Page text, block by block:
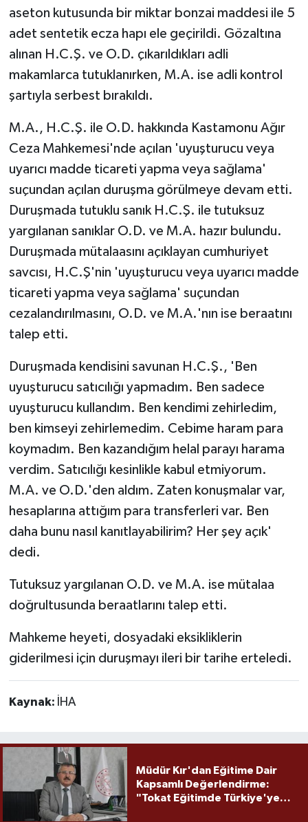
aseton kutusunda bir miktar bonzai maddesi ile 5
adet sentetik ecza hapı ele geçirildi. Gözaltına
alınan H.C.Ş. ve O.D. çıkarıldıkları adli
makamlarca tutuklanırken, M.A. ise adli kontrol
şartıyla serbest bırakıldı.
M.A., H.C.Ş. ile O.D. hakkında Kastamonu Ağır
Ceza Mahkemesi'nde açılan 'uyuşturucu veya
uyarıcı madde ticareti yapma veya sağlama'
suçundan açılan duruşma görülmeye devam etti.
Duruşmada tutuklu sanık H.C.Ş. ile tutuksuz
yargılanan sanıklar O.D. ve M.A. hazır bulundu.
Duruşmada mütalaasını açıklayan cumhuriyet
savcısı, H.C.Ş'nin 'uyuşturucu veya uyarıcı madde
ticareti yapma veya sağlama' suçundan
cezalandırılmasını, O.D. ve M.A.'nın ise beraatını
talep etti.
Duruşmada kendisini savunan H.C.Ş., 'Ben
uyuşturucu satıcılığı yapmadım. Ben sadece
uyuşturucu kullandım. Ben kendimi zehirledim,
ben kimseyi zehirlemedim. Cebime haram para
koymadım. Ben kazandığım helal parayı harama
verdim. Satıcılığı kesinlikle kabul etmiyorum.
M.A. ve O.D.'den aldım. Zaten konuşmalar var,
hesaplarına attığım para transferleri var. Ben
daha bunu nasıl kanıtlayabilirim? Her şey açık'
dedi.
Tutuksuz yargılanan O.D. ve M.A. ise mütalaa
doğrultusunda beraatlarını talep etti.
Mahkeme heyeti, dosyadaki eksikliklerin
giderilmesi için duruşmayı ileri bir tarihe erteledi.
Kaynak: İHA
Müdür Kır'dan Eğitime Dair
Kapsamlı Değerlendirme:
"Tokat Eğitimde Türkiye'ye